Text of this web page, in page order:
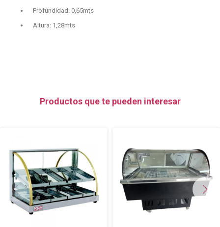
Profundidad: 0,65mts
Altura: 1,28mts
Productos que te pueden interesar